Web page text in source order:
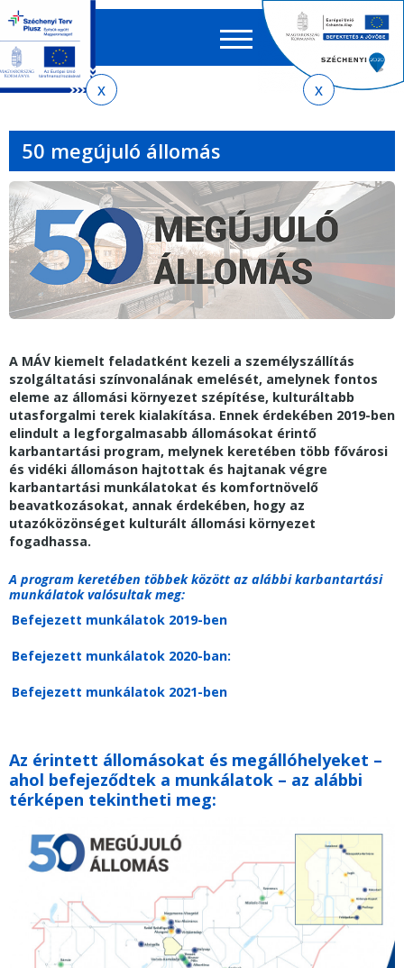
almenühöz
tartalomra
oldaltérképre
EN HU
űrlap
50 megújuló állomás
A MÁV kiemelt feladatként kezeli a személyszállítás
szolgáltatási színvonalának emelését, amelynek fontos
eleme az állomási környezet szépítése, kulturáltabb
utasforgalmi terek kialakítása. Ennek érdekében 2019-ben
elindult a legforgalmasabb állomásokat érintő
karbantartási program, melynek keretében több fővárosi
és vidéki állomáson hajtottak és hajtanak végre
karbantartási munkálatokat és komfortnövelő
beavatkozásokat, annak érdekében, hogy az
utazóközönséget kulturált állomási környezet
fogadhassa.
A program keretében többek között az alábbi karbantartási
munkálatok valósultak meg:
Befejezett munkálatok 2019-ben
Befejezett munkálatok 2020-ban:
Befejezett munkálatok 2021-ben
Az érintett állomásokat és megállóhelyeket –
ahol befejeződtek a munkálatok – az alábbi
térképen tekintheti meg: